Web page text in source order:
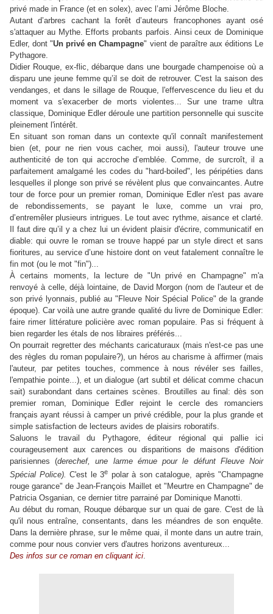
privé made in France (et en solex), avec l’ami Jérôme Bloche.
Autant d’arbres cachant la forêt d’auteurs francophones ayant osé
s'attaquer au Mythe. Efforts probants parfois. Ainsi ceux de Dominique
Edler, dont "Un privé en Champagne" vient de paraître aux éditions Le
Pythagore.
Didier Rouque, ex-flic, débarque dans une bourgade champenoise où a
disparu une jeune femme qu’il se doit de retrouver. C'est la saison des
vendanges, et dans le sillage de Rouque, l'effervescence du lieu et du
moment va s'exacerber de morts violentes... Sur une trame ultra
classique, Dominique Edler déroule une partition personnelle qui suscite
pleinement l'intérêt.
En situant son roman dans un contexte qu'il connaît manifestement
bien (et, pour ne rien vous cacher, moi aussi), l'auteur trouve une
authenticité de ton qui accroche d’emblée. Comme, de surcroît, il a
parfaitement amalgamé les codes du "hard-boiled", les péripéties dans
lesquelles il plonge son privé se révèlent plus que convaincantes. Autre
tour de force pour un premier roman, Dominique Edler n'est pas avare
de rebondissements, se payant le luxe, comme un vrai pro,
d’entremêler plusieurs intrigues. Le tout avec rythme, aisance et clarté.
Il faut dire qu’il y a chez lui un évident plaisir d'écrire, communicatif en
diable: qui ouvre le roman se trouve happé par un style direct et sans
fioritures, au service d’une histoire dont on veut fatalement connaître le
fin mot (ou le mot "fin")...
À certains moments, la lecture de "Un privé en Champagne" m'a
renvoyé à celle, déjà lointaine, de David Morgon (nom de l'auteur et de
son privé lyonnais, publié au "Fleuve Noir Spécial Police" de la grande
époque). Car voilà une autre grande qualité du livre de Dominique Edler:
faire rimer littérature policière avec roman populaire. Pas si fréquent à
bien regarder les étals de nos libraires préférés...
On pourrait regretter des méchants caricaturaux (mais n'est-ce pas une
des règles du roman populaire?), un héros au charisme à affirmer (mais
l'auteur, par petites touches, commence à nous révéler ses failles,
l'empathie pointe...), et un dialogue (art subtil et délicat comme chacun
sait) surabondant dans certaines scènes. Broutilles au final: dès son
premier roman, Dominique Edler rejoint le cercle des romanciers
français ayant réussi à camper un privé crédible, pour la plus grande et
simple satisfaction de lecteurs avides de plaisirs roboratifs.
Saluons le travail du Pythagore, éditeur régional qui pallie ici
courageusement aux carences ou disparitions de maisons d'édition
parisiennes (derechef, une larme émue pour le défunt Fleuve Noir
Spécial Police). C'est le 3e polar à son catalogue, après "Champagne
rouge garance" de Jean-François Maillet et "Meurtre en Champagne" de
Patricia Osganian, ce dernier titre parrainé par Dominique Manotti.
Au début du roman, Rouque débarque sur un quai de gare. C'est de là
qu'il nous entraîne, consentants, dans les méandres de son enquête.
Dans la dernière phrase, sur le même quai, il monte dans un autre train,
comme pour nous convier vers d'autres horizons aventureux...
Des infos sur ce roman en cliquant ici